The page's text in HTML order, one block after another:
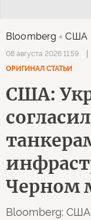
Bloomberg США
08 августа 2026 11:59
ОРИГИНАЛ СТАТЬИ
США:
Черном
Bloomberg: США